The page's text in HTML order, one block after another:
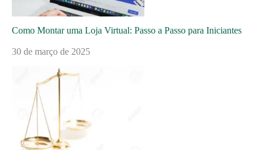
Como Montar uma Loja Virtual: Passo a Passo para Iniciantes
30 de março de 2025